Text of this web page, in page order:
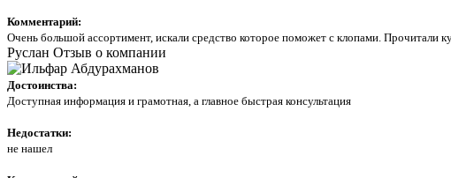
Комментарий:
Очень большой ассортимент, искали средство которое поможет с клопами. Прочитали
Руслан Отзыв о компании
Достоинства:
Доступная информация и грамотная, а главное быстрая консультация
Недостатки:
не нашел